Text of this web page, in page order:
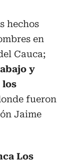
hechos
en
Cauca;
y
los
fueron
Jaime
Los